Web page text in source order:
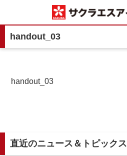
handout_03
handout_03
直近のニュース＆トピックス